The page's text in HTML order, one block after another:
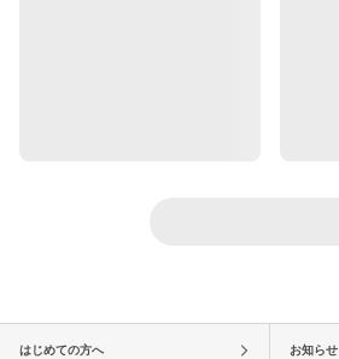
はじめての方へ お知らせ